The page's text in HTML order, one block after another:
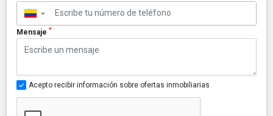
▼
Mensaje *
Acepto recibir información sobre ofertas inmobiliarias